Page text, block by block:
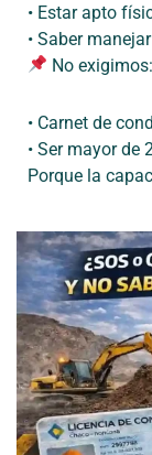
• Estar apto
• Saber manejar
No exigimos:
• Carnet de
• Sermayor de
Porque la